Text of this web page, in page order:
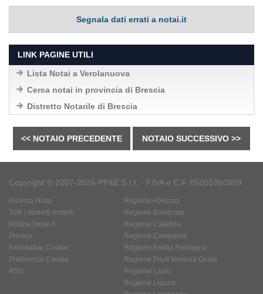
Segnala dati errati a notai.it
LINK PAGINE UTILI
Lista Notai a Verolanuova
Cerca notai in provincia di Brescia
Distretto Notarile di Brescia
<< NOTAIO PRECEDENTE NOTAIO SUCCESSIVO >>
Copyright © 2007-2026 PP&E S.r.l. - P.IVA e C.F. 05055360969
Ricerca Notai
Tutti i distretti notarili
Notizie Notai.it
Privacy
Informativa Cookie
Preferenze Cookie
RSS
Regione Abruzzo
Regione Basilicata
Regione Calabria
Regione Campania
Regione Emilia Romagna
Regione Friuli Venezia Giulia
Regione Lazio
Regione Liguria